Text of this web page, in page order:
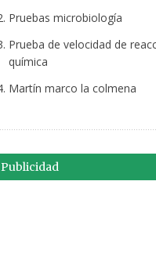
Pruebas microbiología
Prueba de velocidad de
química
Martín marco la colmena
Publicidad